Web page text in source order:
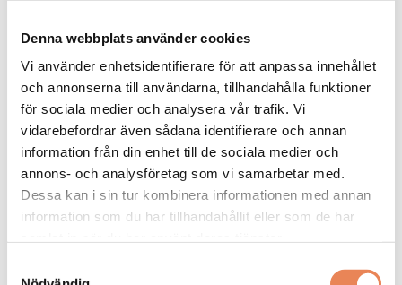
Denna webbplats använder cookies
Vi använder enhetsidentifierare för att anpassa innehållet
och annonserna till användarna, tillhandahålla funktioner
för sociala medier och analysera vår trafik. Vi
vidarebefordrar även sådana identifierare och annan
information från din enhet till de sociala medier och
annons- och analysföretag som vi samarbetar med.
Dessa kan i sin tur kombinera informationen med annan
information som du har tillhandahållit eller som de har
landets olika campingar och inför varje ny säsong
utvecklas gästernas behov.
Hultsfred Strandcamping,Gullbrannagårdenoch
Bomstadbaden Campingär några av de besöksmål
som vann pris i Campers’ Choice 2026, där gästerna
själva har röstat fram sina favoriter. Besöksliv
ringde upp för att kolla läget inför sommaren.
Erica Hammarlund, vd på Hultsfred
Strandcamping:
Har ni märkt av några nya förväntningar från